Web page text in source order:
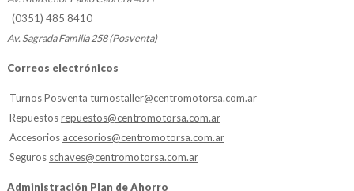
(0351) 485 8410
Av. Sagrada Familia 258 (Posventa)
Correos electrónicos
Turnos Posventa turnostaller@centromotorsa.com.ar
Repuestosrepuestos@centromotorsa.com.ar
Accesorios accesorios@centromotorsa.com.ar
Seguros schaves@centromotorsa.com.ar
Administración Plan de Ahorro